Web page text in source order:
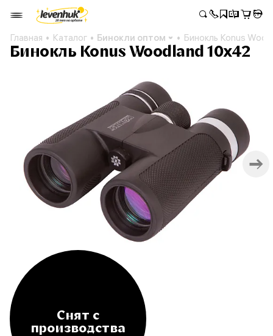
Главная Каталог Бинокли оптом Бинокль Konus
Бинокль Konus Woodland 10x42
Снят с
производства